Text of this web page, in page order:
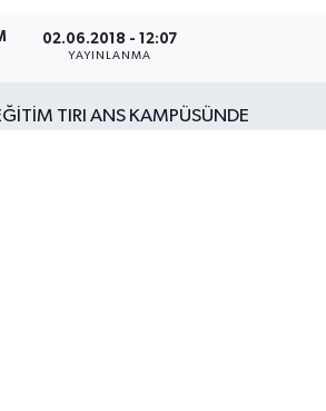
02.06.2018 - 12:07
YAYINLANMA